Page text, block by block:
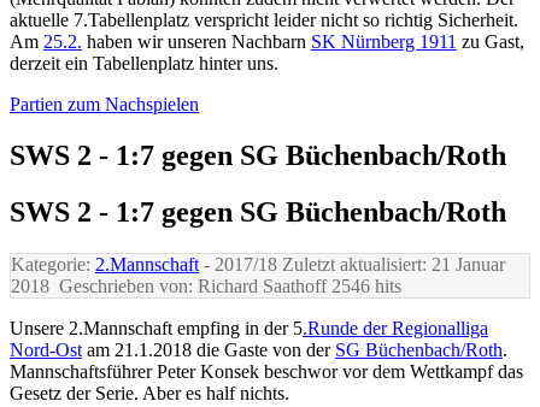
aktuelle 7.Tabellenplatz verspricht leider nicht so richtig Sicherheit.
Am 25.2. haben wir unseren Nachbarn SK Nürnberg 1911 zu Gast,
derzeit ein Tabellenplatz hinter uns.
Partien zum Nachspielen
SWS 2 - 1:7 gegen SG Büchenbach/Roth
SWS 2 - 1:7 gegen SG Büchenbach/Roth
Kategorie: 2.Mannschaft - 2017/18 Zuletzt aktualisiert: 21 Januar
2018 Geschrieben von: Richard Saathoff2546 hits
Unsere 2.Mannschaft empfing in der 5.Runde der Regionalliga
Nord-Ost am 21.1.2018 die Gaste von der SG Büchenbach/Roth.
Mannschaftsführer Peter Konsek beschwor vor dem Wettkampf das
Gesetz der Serie. Aber es half nichts.